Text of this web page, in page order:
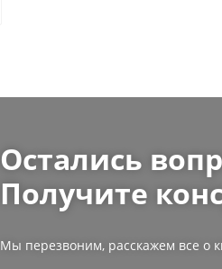
Остались
Получите
Мы перезвоним, расскажем все о